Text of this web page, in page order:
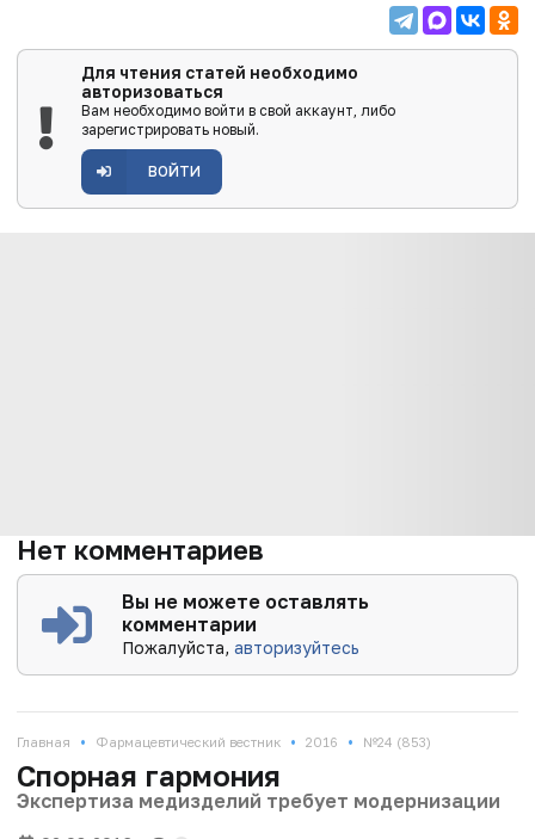
Для чтения статей необходимо
авторизоваться
Вам необходимо войти в свой аккаунт, либо
зарегистрировать новый.
ВОЙТИ
Нет комментариев
Вы не можете оставлять
комментарии
Пожалуйста,авторизуйтесь
Главная • Фармацевтический вестник • 2016 • №24 (853)
Спорная гармония
Экспертиза медизделий требует модернизации